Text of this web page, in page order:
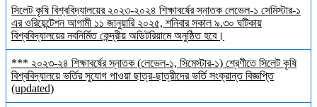
সিলেট কৃষি বিশ্ববিদ্যালয়ের ২০২৩-২০২৪ শিক্ষাবর্ষের স্নাতক লেভেল-১ সেমিস্টার-১
এর ওরিয়েন্টেশন আগামী ১১ জানুয়ারি ২০২৫, শনিবার সকাল ৯.৩০ ঘটিকায়
বিশ্ববিদ্যালয়ের নবনির্মিত কেন্দ্রীয় অডিটরিয়ামে অনুষ্ঠিত হবে।
*** ২০২৩-২৪ শিক্ষাবর্ষের স্নাতক (লেভেল-১, সিমেস্টার-১) শ্রেণীতে সিলেট কৃষি
বিশ্ববিদ্যালয়ে ভর্তির সুযোগ পাওয়া ছাত্র-ছাত্রীদের ভর্তি সংক্রান্ত বিজ্ঞপ্তি
(updated)